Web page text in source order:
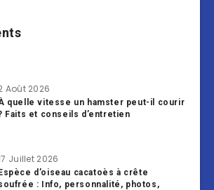
Août 2026
quelle vitesse un hamster peut-il courir
Faits et conseils d’entretien
Juillet 2026
d’oiseau cacatoès à crête
: Info, personnalité, photos,